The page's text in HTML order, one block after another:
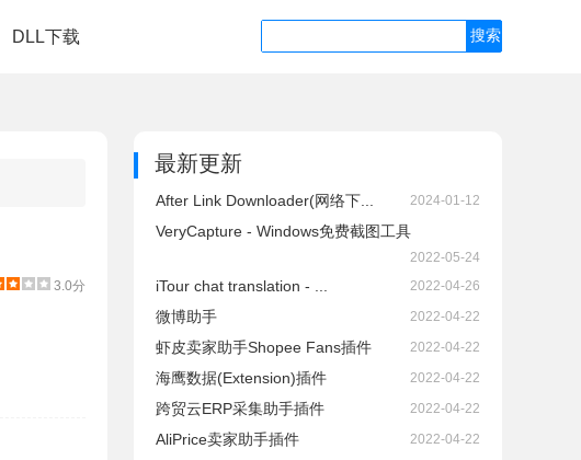
DLL下载
3.0分
最新更新
After Link Downloader(网络下... 2024-01-12
VeryCapture - Windows免费截图工具
2022-05-24
iTour chat translation - ... 2022-04-26
微博助手 2022-04-22
虾皮卖家助手Shopee Fans插件 2022-04-22
海鹰数据(Extension)插件 2022-04-22
跨贸云ERP采集助手插件 2022-04-22
AliPrice卖家助手插件 2022-04-22